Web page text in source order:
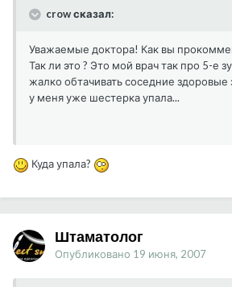
crow сказал:
Уважаемые доктора! Как вы
Так ли это ? Это мой врач так про 5-е
жалко обтачивать соседние
у меня уже шестерка упала...
Куда упала?
Штаматолог
Опубликовано 19 июня, 2007